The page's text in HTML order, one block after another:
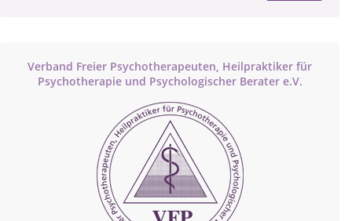
Verband Freier Psychotherapeuten, Heilpraktiker für
Psychotherapie und Psychologischer Berater e.V.